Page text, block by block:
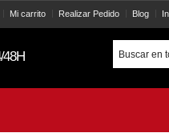
Mi carrito Realizar Pedido Blog
48H